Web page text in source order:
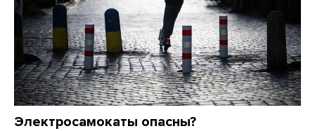
Электросамокаты опасны?